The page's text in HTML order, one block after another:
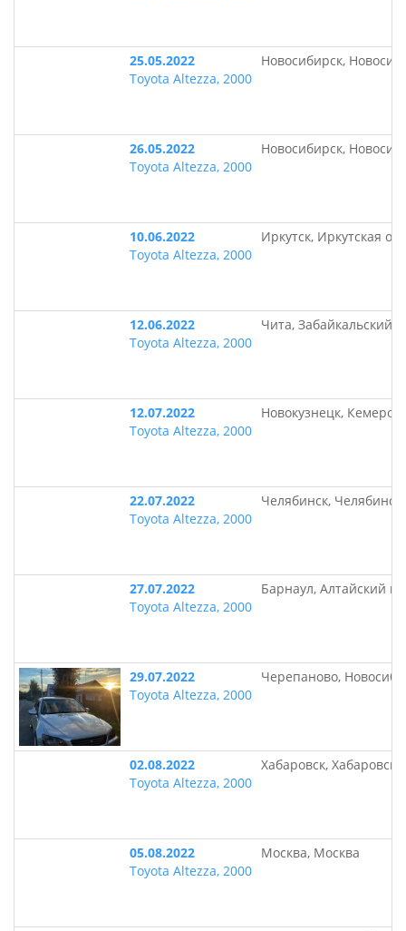
25.05.2022
Toyota Altezza, 2000
Новосибирск,
26.05.2022
Toyota Altezza, 2000
Новосибирск,
10.06.2022
Toyota Altezza, 2000
Иркутск, Иркутская
12.06.2022
Toyota Altezza, 2000
Чита, Забайкальский
12.07.2022
Toyota Altezza, 2000
Новокузнецк,
22.07.2022
Toyota Altezza, 2000
Челябинск,
27.07.2022
Toyota Altezza, 2000
Барнаул, Алтайский
29.07.2022
Toyota Altezza, 2000
Черепаново,
02.08.2022
Toyota Altezza, 2000
Хабаровск,
05.08.2022
Toyota Altezza, 2000
Москва, Москва